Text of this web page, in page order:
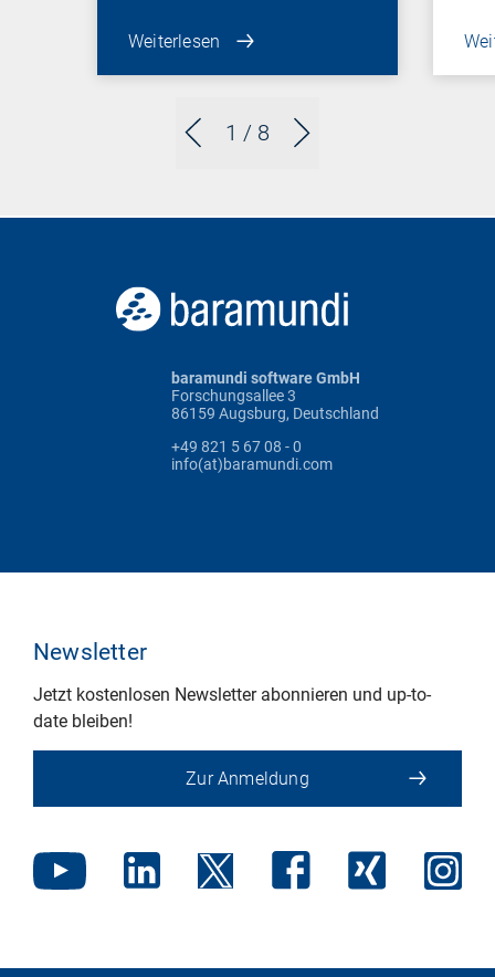
1 / 8
Weiterlesen
baramundi software GmbH
Forschungsallee 3
86159 Augsburg, Deutschland
+49 821 5 67 08 - 0
info(at)baramundi.com
Newsletter
Jetzt kostenlosen Newsletter abonnieren und up-to-
date bleiben!
Zur Anmeldung